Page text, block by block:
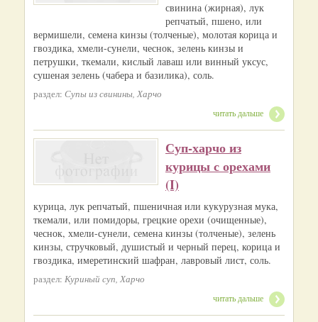
свинина (жирная), лук
репчатый, пшено, или
вермишели, семена кинзы (толченые), молотая корица и
гвоздика, хмели-сунели, чеснок, зелень кинзы и
петрушки, ткемали, кислый лаваш или винный уксус,
сушеная зелень (чабера и базилика), соль.
раздел: Супы из свинины, Харчо
читать дальше
Суп-харчо из
курицы с орехами
(I)
курица, лук репчатый, пшеничная или кукурузная мука,
ткемали, или помидоры, грецкие орехи (очищенные),
чеснок, хмели-сунели, семена кинзы (толченые), зелень
кинзы, стручковый, душистый и черный перец, корица и
гвоздика, имеретинский шафран, лавровый лист, соль.
раздел: Куриный суп, Харчо
читать дальше